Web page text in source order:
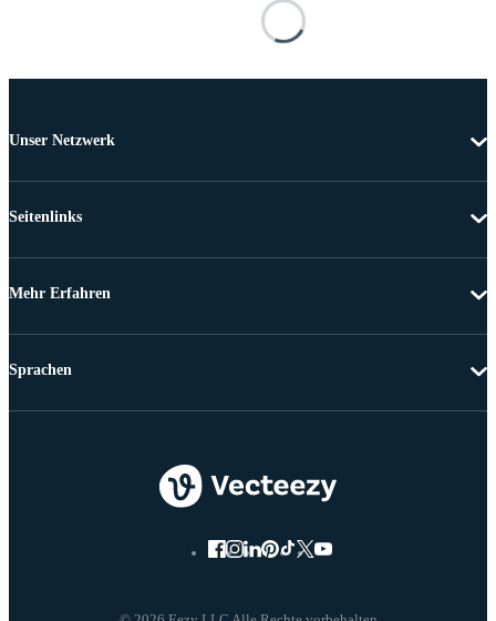
Unser Netzwerk
Seitenlinks
Mehr Erfahren
Sprachen